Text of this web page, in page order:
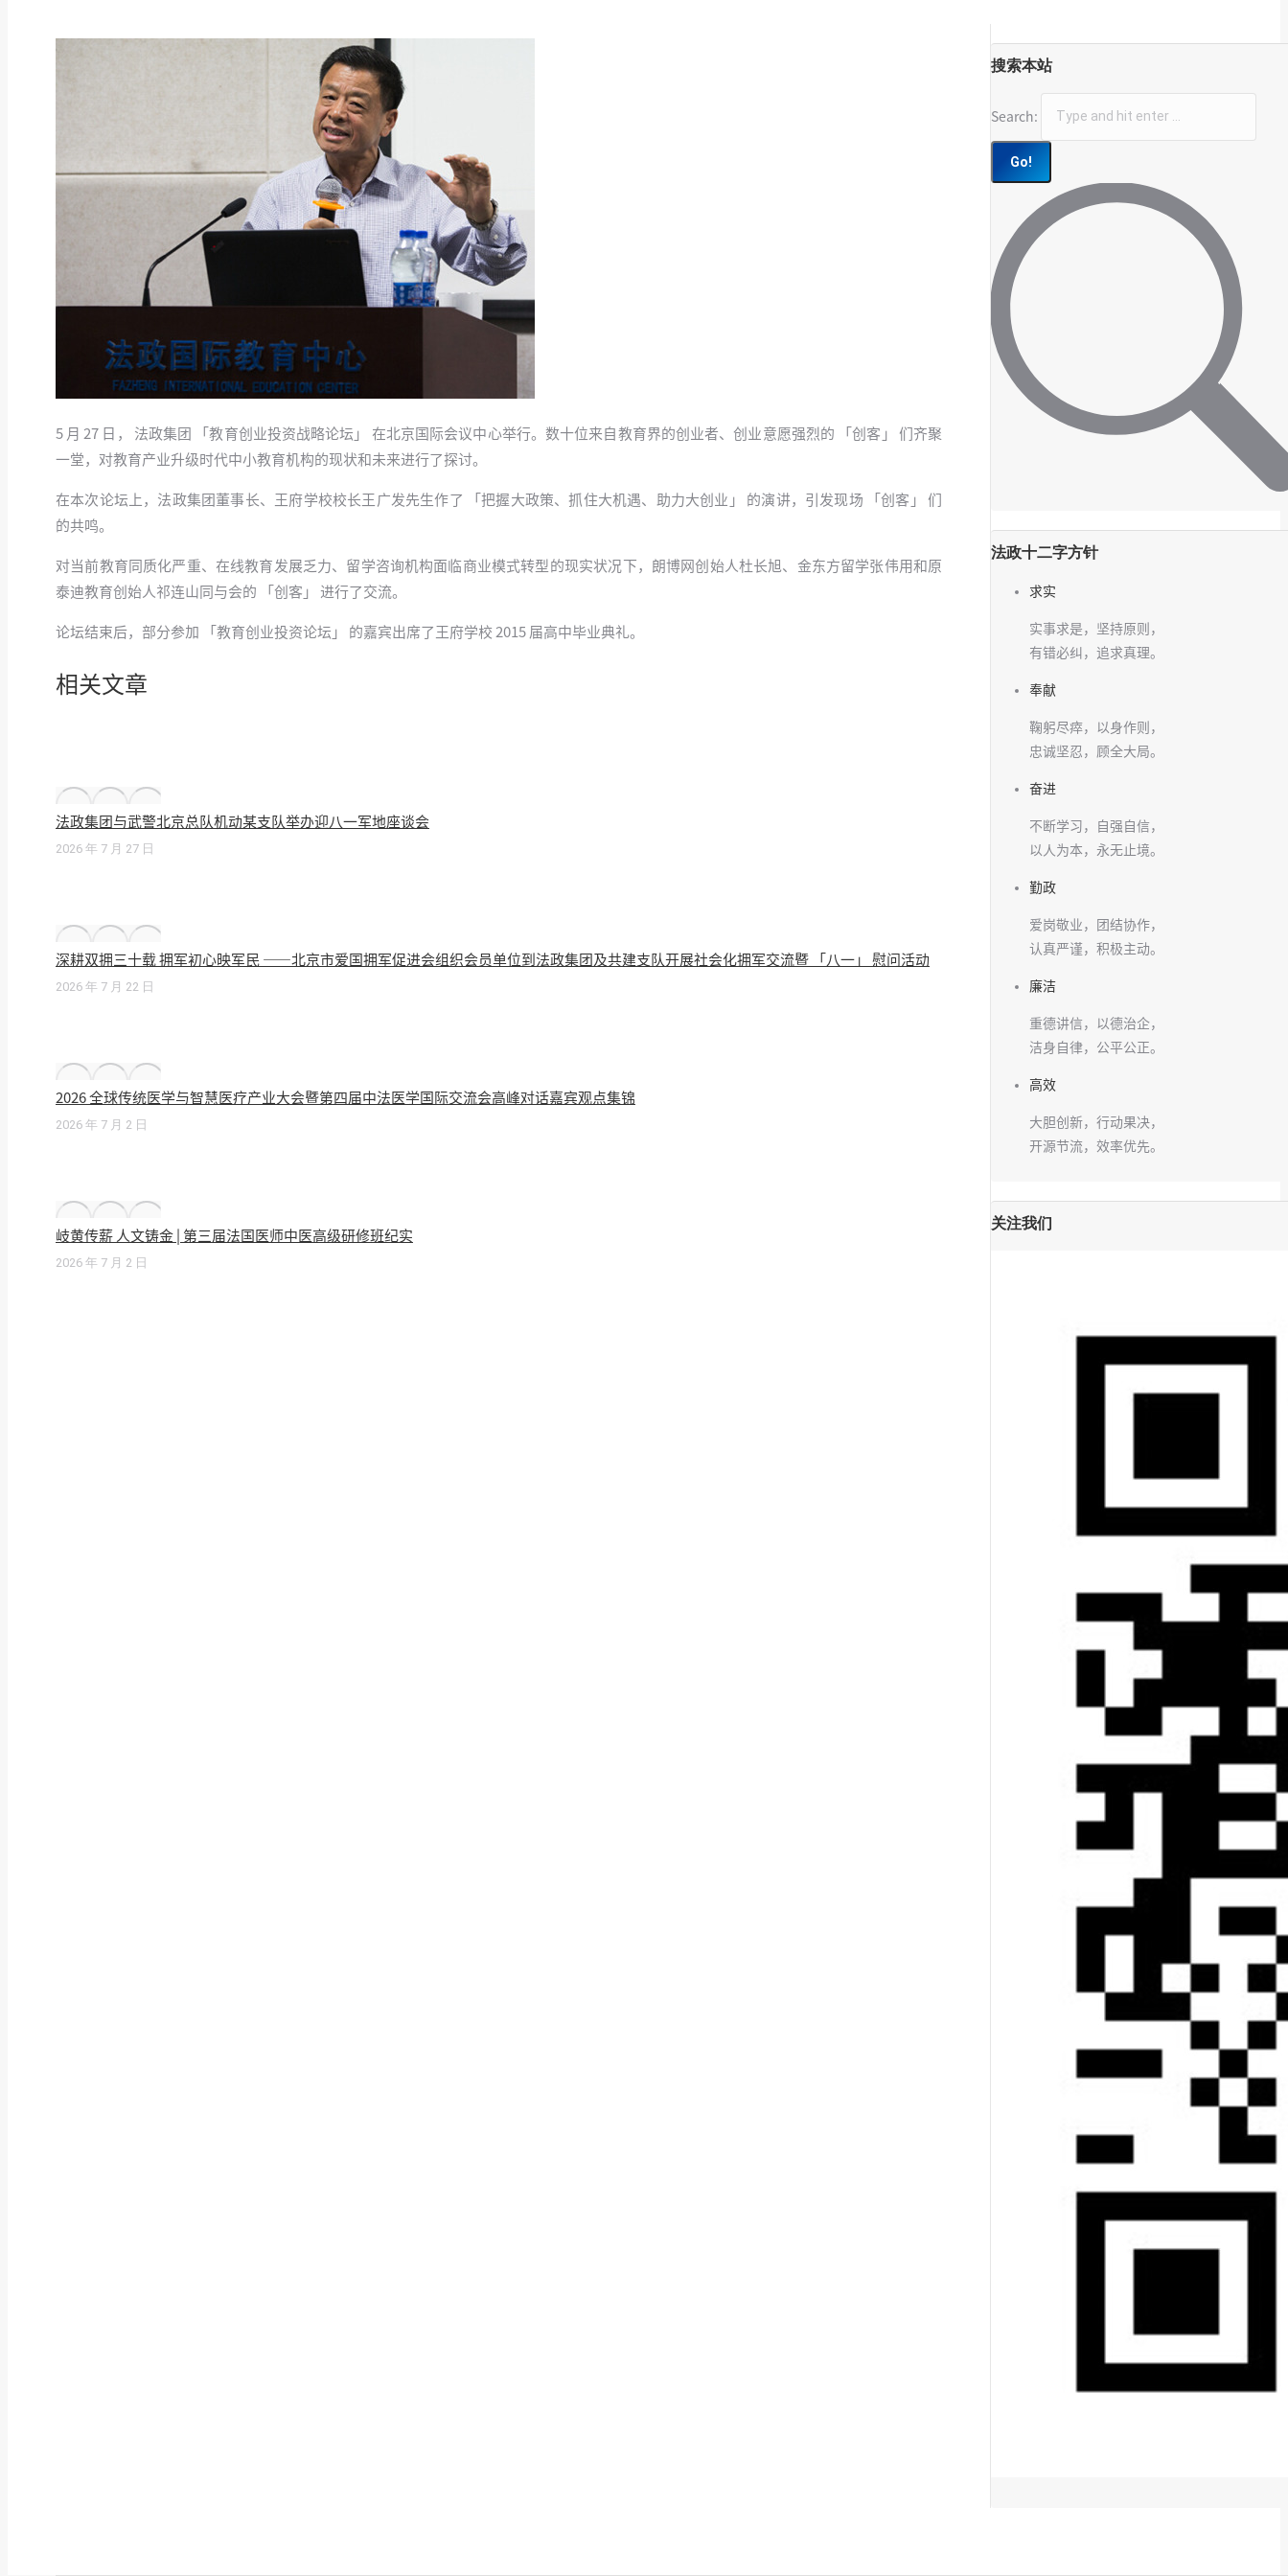
5 月 27 日， 法政集团 「教育创业投资战略论坛」 在北京国际会议中心举行。数十位来自教育界的创业者、创业意愿强烈的 「创客」 们齐聚
一堂，对教育产业升级时代中小教育机构的现状和未来进行了探讨。
在本次论坛上，法政集团董事长、王府学校校长王广发先生作了 「把握大政策、抓住大机遇、助力大创业」 的演讲，引发现场 「创客」 们
的共鸣。
对当前教育同质化严重、在线教育发展乏力、留学咨询机构面临商业模式转型的现实状况下，朗博网创始人杜长旭、金东方留学张伟用和原
泰迪教育创始人祁连山同与会的 「创客」 进行了交流。
论坛结束后，部分参加 「教育创业投资论坛」 的嘉宾出席了王府学校 2015 届高中毕业典礼。
相关文章
法政集团与武警北京总队机动某支队举办迎八一军地座谈会
2026 年 7 月 27 日
深耕双拥三十载 拥军初心映军民 ——北京市爱国拥军促进会组织会员单位到法政集团及共建支队开展社会化拥军交流暨 「八一」 慰问活动
2026 年 7 月 22 日
2026 全球传统医学与智慧医疗产业大会暨第四届中法医学国际交流会高峰对话嘉宾观点集锦
2026 年 7 月 2 日
岐黄传薪 人文铸金 | 第三届法国医师中医高级研修班纪实
2026 年 7 月 2 日
搜索本站
Search:
法政十二字方针
求实
实事求是，坚持原则，
有错必纠，追求真理。
奉献
鞠躬尽瘁，以身作则，
忠诚坚忍，顾全大局。
奋进
不断学习，自强自信，
以人为本，永无止境。
勤政
爱岗敬业，团结协作，
认真严谨，积极主动。
廉洁
重德讲信，以德治企，
洁身自律，公平公正。
高效
大胆创新，行动果决，
开源节流，效率优先。
关注我们